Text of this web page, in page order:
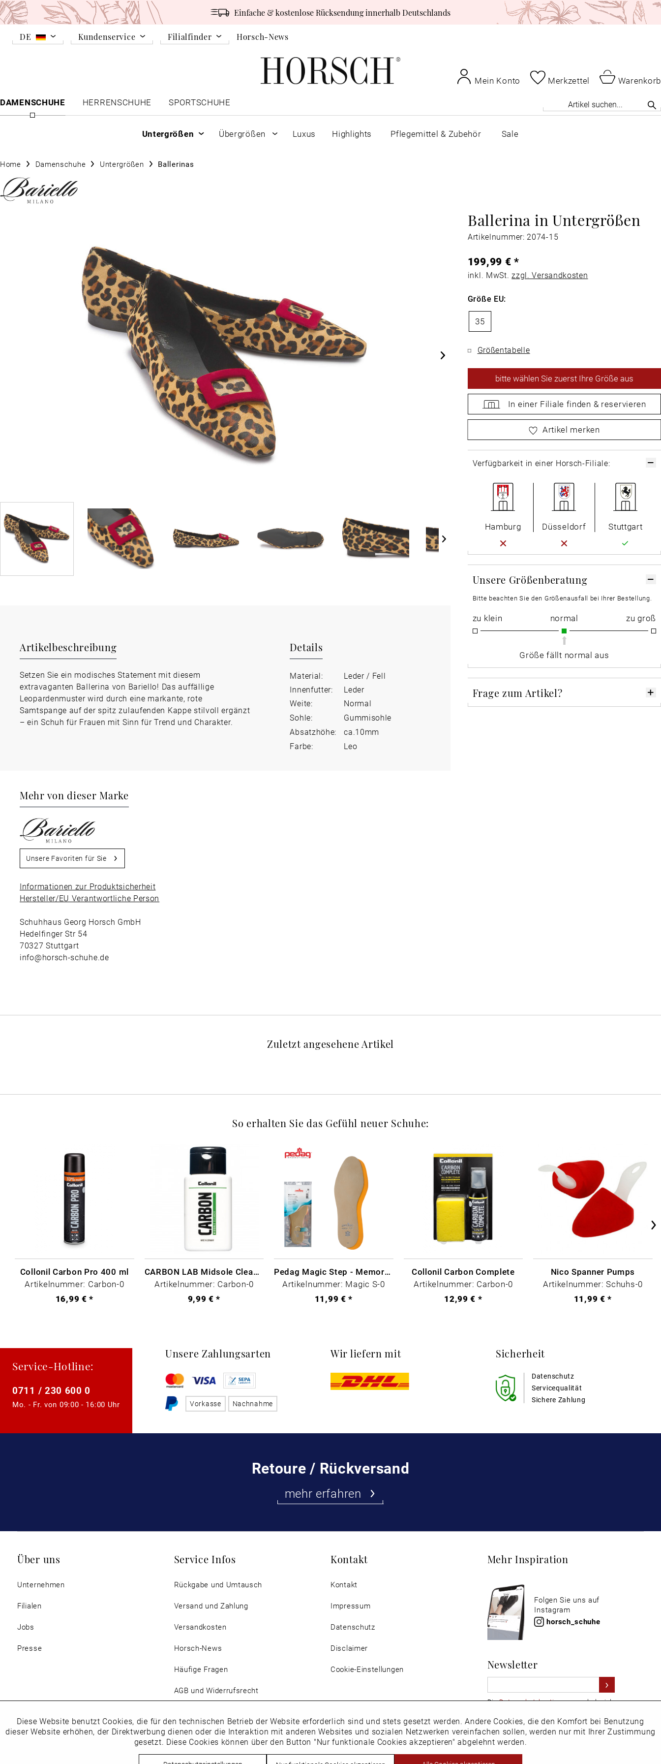
Einfache & kostenlose Rücksendung innerhalb Deutschlands
DE Kundenservice Filialfinder Horsch-News
Mein Konto Merkzettel
Warenkorb
DAMENSCHUHE
HERRENSCHUHE SPORTSCHUHE
Untergrößen Übergrößen Luxus Highlights Pflegemittel & Zubehör Sale
Home Damenschuhe Untergrößen Ballerinas
Ballerina in Untergrößen
Artikelnummer: 2074-15
Artikelbeschreibung
Setzen Sie ein modisches Statement mit diesem
extravaganten Ballerina von Bariello! Das auffällige
Leopardenmuster wird durch eine markante, rote
Samtspange auf der spitz zulaufenden Kappe stilvoll ergänzt
– ein Schuh für Frauen mit Sinn für Trend und Charakter.
Details
Material:
Leder / Fell
Innenfutter:
Leder
Weite:
Normal
Sohle:
Gummisohle
Absatzhöhe:
ca.10mm
Farbe:
Leo
Mehr von dieser Marke
Unsere Favoriten für Sie
Informationen zur Produktsicherheit
Hersteller/EU Verantwortliche Person
Schuhhaus Georg Horsch GmbH
Hedelfinger Str 54
70327 Stuttgart
info@horsch-schuhe.de
199,99 € *
inkl. MwSt.zzgl. Versandkosten
Größe EU:
35
Größentabelle
bittewählen Sie zuerst Ihre Größe aus
In einer Filiale finden & reservieren
wählen Sie zuerst Ihre Größe aus
Artikel merken
Verfügbarkeit in einer Horsch-Filiale:
Hamburg Düsseldorf Stuttgart
Unsere Größenberatung
Bitte beachten Sie den Größenausfall bei Ihrer Bestellung.
zu klein normal zu groß
Größe fällt normal aus
Frage zum Artikel?
Zuletzt angesehene Artikel
So erhalten Sie das Gefühl neuer Schuhe:
Collonil Carbon Pro 400 ml
Artikelnummer: Carbon-0
16,99 € *
CARBON LAB Midsole Cleaner
Artikelnummer: Carbon-0
9,99 € *
Pedag Magic Step - Memory Schaum
Artikelnummer: Magic S-0
11,99 € *
Collonil Carbon Complete
Artikelnummer: Carbon-0
12,99 € *
Nico Spanner Pumps
Artikelnummer: Schuhs-0
11,99 € *
Retoure / Rückversand
mehr erfahren
Service-Hotline:
0711 / 230 600 0
Mo. - Fr. von 09:00 - 16:00 Uhr
Unsere Zahlungsarten
Vorkasse Nachnahme
Wir liefern mit Sicherheit
Datenschutz
Sichere Zahlung
Servicequalität
Über uns
Unternehmen
Filialen
Jobs
Presse
Service Infos
Rückgabe und Umtausch
Versand und Zahlung
Versandkosten
Horsch-News
Häufige Fragen
AGB und Widerrufsrecht
Kontakt
Kontakt
Impressum
Datenschutz
Disclaimer
Cookie-Einstellungen
Mehr Inspiration
Folgen Sie uns auf
Instagram
horsch_schuhe
Newsletter
DieDatenschutzbestimmungenhabe ich
Hiervom Newsletter abmelden.
Vertrag widerrufen
Funktionale Aktiv
Diese Website benutzt Cookies, die für den technischen Betrieb der Website erforderlich sind und stets gesetzt werden. Andere Cookies, die den Komfort bei Benutzung
dieser Website erhöhen, der Direktwerbung dienen oder die Interaktion mit anderen Websites und sozialen Netzwerken vereinfachen sollen, werden nur mit Ihrer Zustimmung
gesetzt. Diese Cookies können über den Button "Nur funktionale Cookies akzeptieren" abgelehnt werden.